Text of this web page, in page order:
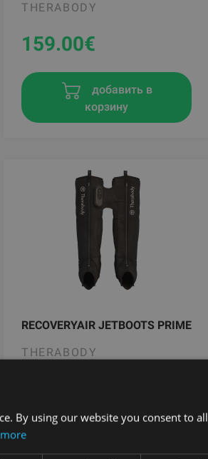
THERABODY
159.00€
добавить в
корзину
RECOVERYAIR JETBOOTS PRIME
THERABODY
добавить в
By using our website you consent to all